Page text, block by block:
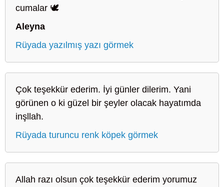
cumalar 🕊️
Aleyna
Rüyada yazılmış yazı görmek
Çok teşekkür ederim. İyi günler dilerim. Yani
görünen o ki güzel bir şeyler olacak hayatımda
inşllah.
Rüyada turuncu renk köpek görmek
Allah razı olsun çok teşekkür ederim yorumuz